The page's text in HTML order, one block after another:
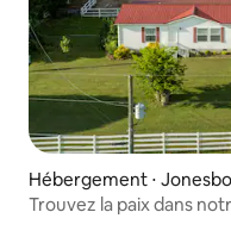
Hébergement ⋅
Trouvez la paix dans